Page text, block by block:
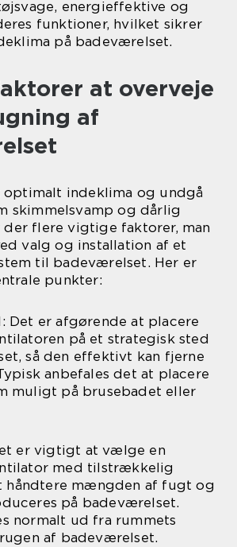
energieffektive og
funktioner, hvilket sikrer
på badeværelset.
at overveje
af
optimalt indeklima og undgå
skimmelsvamp og dårlig
flere vigtige faktorer, man
valg og installation af et
til badeværelset. Her er
punkter:
Det er afgørende at placere
på et strategisk sted
så den effektivt kan fjerne
anbefales det at placere
muligt på brusebadet eller
er vigtigt at vælge en
med tilstrækkelig
håndtere mængden af fugt og
på badeværelset.
normalt ud fra rummets
af badeværelset.